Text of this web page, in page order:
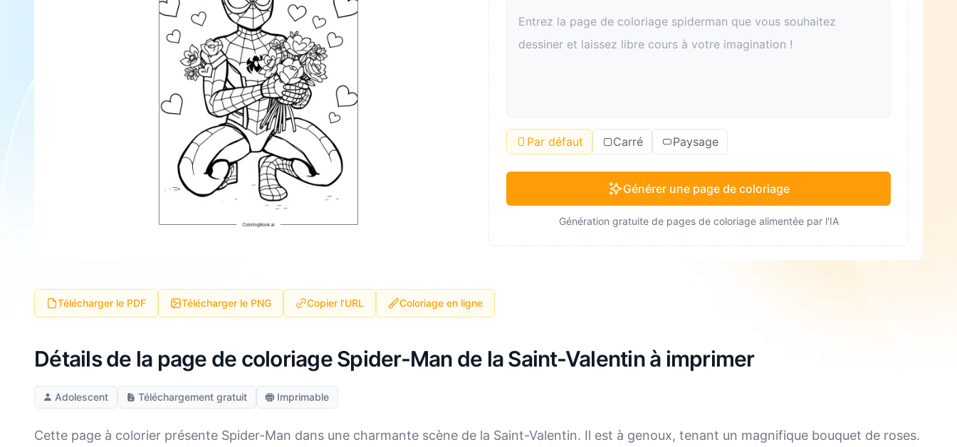
Par défaut Carré Paysage
Générer une page de coloriage
Génération gratuite de pages de coloriage alimentée par l'IA
Télécharger le PDF Télécharger le PNG Copier l'URL Coloriage en ligne
Détails de la page de coloriage Spider-Man de la Saint-Valentin à imprimer
Adolescent Téléchargement gratuit Imprimable
Cette page à colorier présente Spider-Man dans une charmante scène de la Saint-Valentin. Il est à genoux, tenant un magnifique bouquet de roses.